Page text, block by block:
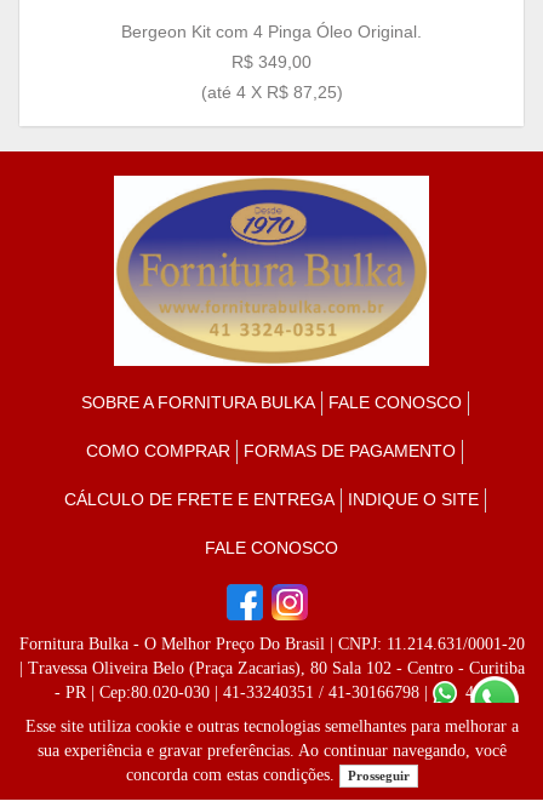
Esse site utiliza cookie e outras tecnologias semelhantes para melhorar a
sua experiência e gravar preferências. Ao continuar navegando, você
concorda com estas condições.
Prosseguir
Bergeon Kit com 4 Pinga Óleo Original.
R$ 349,00
(até 4 X R$ 87,25)
SOBRE A FORNITURA BULKA FALE CONOSCO
COMO COMPRAR FORMAS DE PAGAMENTO
CÁLCULO DE FRETE E ENTREGA INDIQUE O SITE
FALE CONOSCO
Fornitura Bulka - O Melhor Preço Do Brasil| CNPJ: 11.214.631/0001-20
| Travessa Oliveira Belo (Praça Zacarias), 80 Sala 102 - Centro - Curitiba
- PR | Cep:80.020-030 | 41-33240351 / 41-30166798 |
41-
996237808
Lojas VirtuaisBR